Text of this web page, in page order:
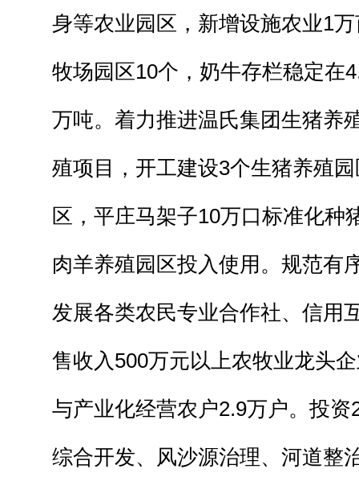
身等农业园区，新增设施农业1
牧场园区10个，奶牛存栏稳定在
万吨。着力推进温氏集团生猪养
殖项目，开工建设3个生猪养殖
区，平庄马架子10万口标准化种
肉羊养殖园区投入使用。规范有
发展各类农民专业合作社、信用
售收入500万元以上农牧业龙头
与产业化经营农户2.9万户。投
综合开发、风沙源治理、河道整